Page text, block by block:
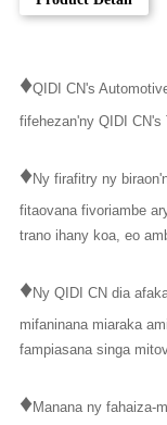
♦QIDI CN's
fifehezan'ny QIDI CN's
♦Ny firafitry ny
fitaovana fivoriambe
trano ihany koa, eo
♦Ny QIDI CN dia
mifaninana miaraka
fampiasana singa
♦Manana ny fahaiza-